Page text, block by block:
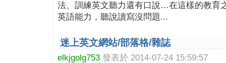
法、訓練英文聽力還有口說…在這樣的教育
英語能力，聽說讀寫沒問題...
迷上英文網站/部落格/雜誌
elkjgolg753 發表於 2014-07-24 15:59:57